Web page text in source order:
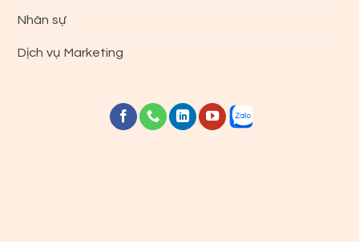
Nhân sự
Dịch vụ Marketing